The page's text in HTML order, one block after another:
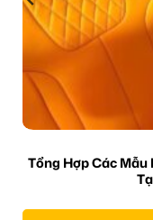
Tổng Hợp Các Mẫu